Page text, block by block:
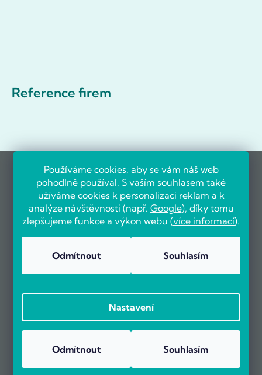
Používáme cookies, aby se vám náš web
pohodlně používal. S vaším souhlasem také
užíváme cookies k personalizaci reklam a k
analýze návštěvnosti (např. Google), díky tomu
zlepšujeme funkce a výkon webu (více informací).
Odmítnout Souhlasím
Nastavení
Odmítnout Souhlasím
Reference firem